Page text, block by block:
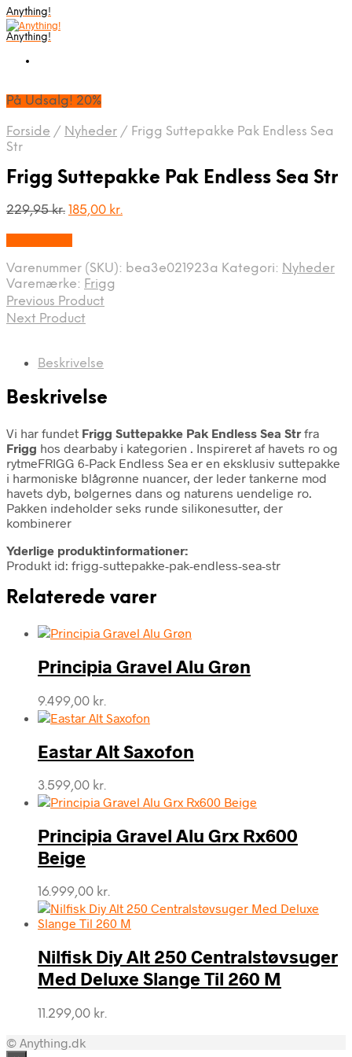
Anything!
Anything!
På Udsalg! 20%
Forside / Nyheder / Frigg Suttepakke Pak Endless Sea
Str
Frigg Suttepakke Pak Endless Sea Str
229,95kr. Den
229,95 kr..
185,00 kr.Den
185,00 kr..
Varenummer (SKU): bea3e021923a Kategori: Nyheder
Varemærke: Frigg
Previous Product
Next Product
Beskrivelse
Beskrivelse
Vi har fundet Frigg Suttepakke Pak Endless Sea Str fra
Frigg hos dearbaby i kategorien . Inspireret af havets ro og
rytmeFRIGG 6-Pack Endless Sea er en eksklusiv suttepakke
i harmoniske blågrønne nuancer, der leder tankerne mod
havets dyb, bølgernes dans og naturens uendelige ro.
Pakken indeholder seks runde silikonesutter, der
kombinerer
Yderlige produktinformationer:
Produkt id: frigg-suttepakke-pak-endless-sea-str
Relaterede varer
Principia Gravel Alu Grøn
9.499,00 kr.
Eastar Alt Saxofon
3.599,00 kr.
Principia Gravel Alu Grx Rx600
Beige
16.999,00 kr.
Nilfisk Diy Alt 250 Centralstøvsuger
Med Deluxe Slange Til 260 M
11.299,00 kr.
© Anything.dk